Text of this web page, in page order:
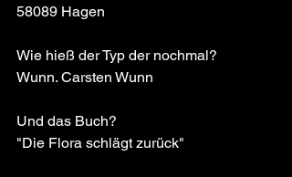
58089 Hagen
Wie hieß der Typ der nochmal?
Wunn. Carsten Wunn
Und das Buch?
"Die Flora schlägt zurück"